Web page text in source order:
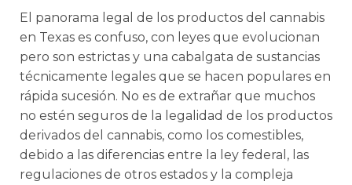
El panorama legal de los productos del cannabis
en Texas es confuso, con leyes que evolucionan
pero son estrictas y una cabalgata de sustancias
técnicamente legales que se hacen populares en
rápida sucesión. No es de extrañar que muchos
no estén seguros de la legalidad de los productos
derivados del cannabis, como los comestibles,
debido a las diferencias entre la ley federal, las
regulaciones de otros estados y la compleja